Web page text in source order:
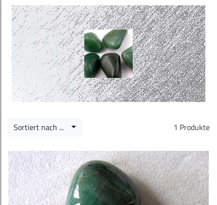
1 Produkte
Sortiert nach ...